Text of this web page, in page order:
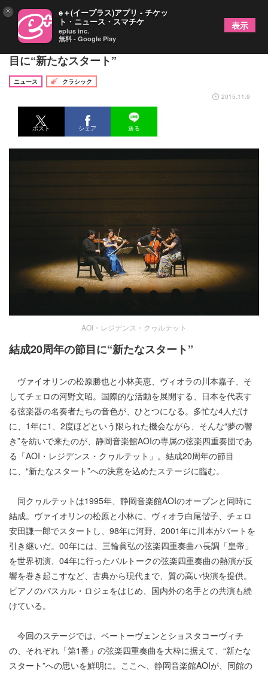
AOI・レジデンス・クヮルテット 結成20周年の節
目に“新たなスタート”
ニュース
クラシック
2015.11.9
ポスト シェア 送る
AOI・レジデンス・クヮルテット
結成20周年の節目に“新たなスタート”
ヴァイオリンの松原勝也と小林美恵、ヴィオラの川本嘉子、そ
してチェロの河野文昭。国際的な活動を展開する、日本を代表す
る弦楽器の名奏者たちの音色が、ひとつになる。多忙な4人だけ
に、1年に1、2度ほどという限られた機会ながら、そんな“夢の響
き”を紡いで来たのが、静岡音楽館AOIの専属の弦楽四重奏団であ
る「AOI・レジデンス・クヮルテット」。結成20周年の節目
に、“新たなスタート”への決意を込めたステージに臨む。
同クヮルテットは1995年、静岡音楽館AOIのオープンと同時に
結成。ヴァイオリンの松原と小林に、ヴィオラ白尾偕子、チェロ
安田謙一郎でスタートし、98年に河野、2001年に川本がパートを
引き継いだ。00年には、三輪眞弘の弦楽四重奏曲ハ長調「皇帝」
を世界初演、04年に行ったバルトークの弦楽四重奏曲の熱演が反
響を巻き起こすなど、古典から現代まで、質の高い快演を提供。
ピアノのパスカル・ロジェをはじめ、国内外の名手との共演も続
けている。
今回のステージでは、ベートーヴェンとショスタコーヴィチ
の、それぞれ「第1番」の弦楽四重奏曲を大枠に据えて、“新たな
スタート”への思いを鮮明に。ここへ、静岡音楽館AOIが、同館の
× e＋(イープラス)アプリ - チケッ
ト・ニュース・スマチケ
eplus inc.
無料 - Google Play
表示